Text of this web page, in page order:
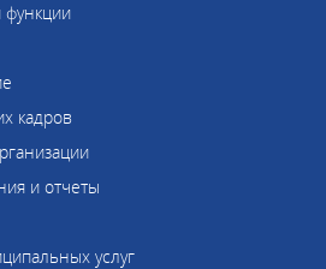
кадров
и отчеты
услуг